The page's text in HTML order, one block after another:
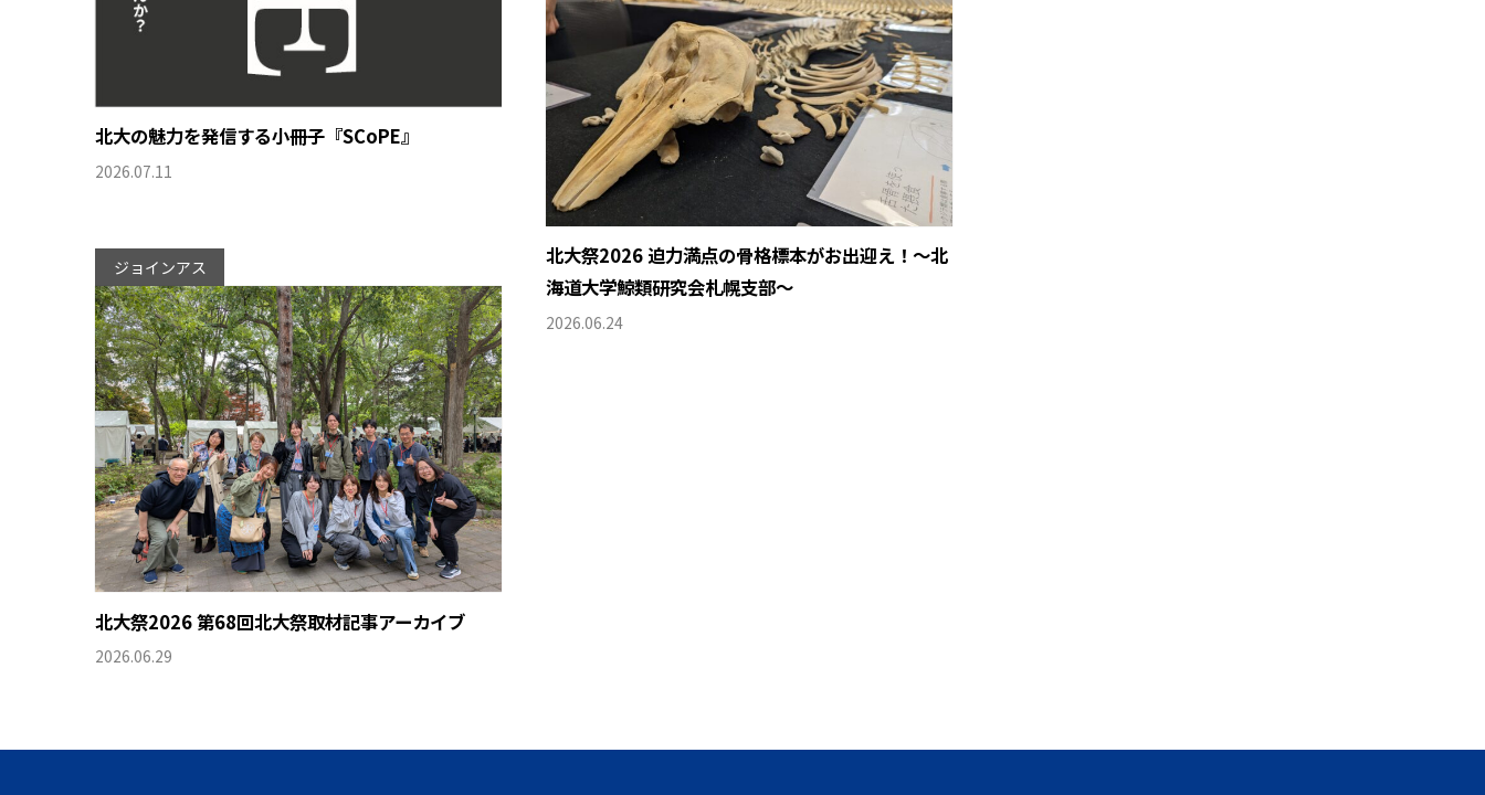
北大の魅力を発信する小冊子『SCoPE』
2026.07.11
ジョインアス
北大祭2026 第68回北大祭取材記事アーカイブ
2026.06.29
北大祭2026 迫力満点の骨格標本がお出迎え！〜北
海道大学鯨類研究会札幌支部〜
2026.06.24